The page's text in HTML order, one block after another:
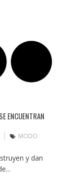
ENCUENTRAN
MODO
y dan